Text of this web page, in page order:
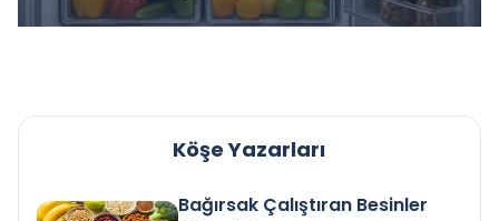
Köşe Yazarları
Bağırsak Çalıştıran Besinler